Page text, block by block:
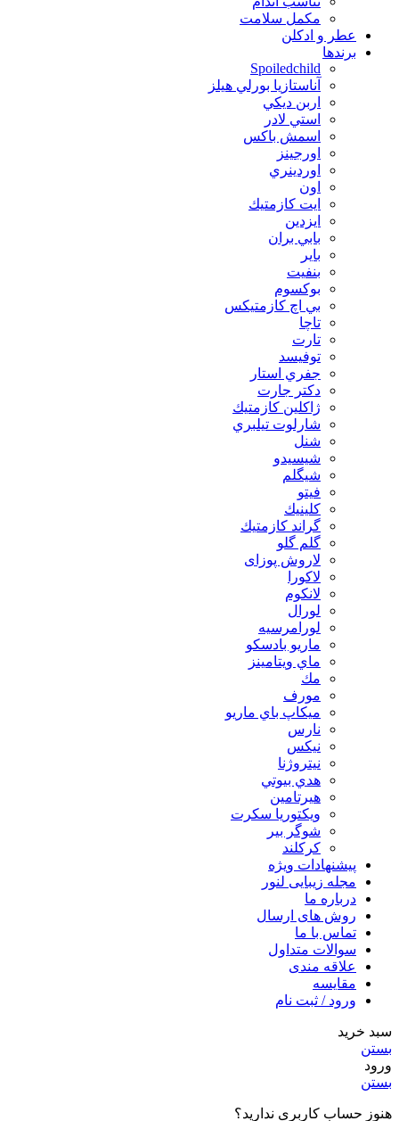
مکمل سلامت
عطر و ادکلن
برندها
Spoiledchild
آناستازيا بورلي هيلز
اربن ديكي
استي لادر
اسمش باكس
اورجينز
اوردينري
اون
ايت كازمتيك
ايزدين
بابي بران
بایر
بنفيت
بوكسوم
بي اچ كازمتيكس
تاچا
تارت
توفيسد
جفري استار
دكتر جارت
ژاكلين كازمتيك
شارلوت تيلبري
شنل
شيسيدو
شیگلم
فيتو
كلينيك
گراند كازمتيك
گلم گلو
لاروش پوزای
لاكورا
لانكوم
لورال
لورامرسيه
ماريو بادسكو
ماي ويتامينز
مك
مورف
ميكاپ باي ماريو
نارس
نيكس
نیتروژنا
هدي بيوتي
هیرتامین
ویکتوریا سکرت
شوگر بير
کرکلند
پیشنهادات ویژه
مجله زیبایی لنور
درباره ما
روش های ارسال
تماس با ما
سوالات متداول
علاقه مندی
مقایسه
ورود / ثبت نام
سبد خرید
بستن
ورود
بستن
هنوز حساب کاربری ندارید؟